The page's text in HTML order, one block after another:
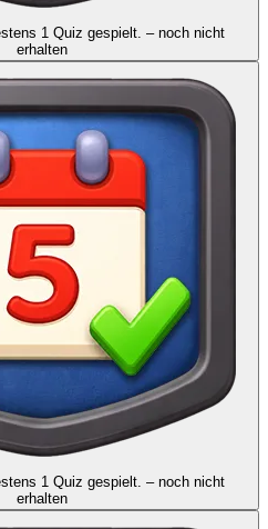
1 Quiz gespielt. – noch nicht
erhalten
1 Quiz gespielt. – noch nicht
erhalten